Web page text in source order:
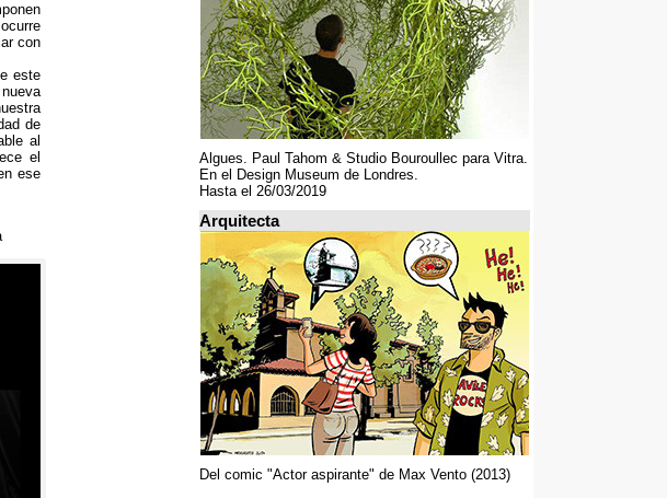
con
este
de
al
el
ese
Algues. Paul Tahom & Studio Bouroullec para Vitra.
En el Design Museum de Londres.
Hasta el 26/03/2019
Arquitecta
Del comic "Actor aspirante" de Max Vento (2013)